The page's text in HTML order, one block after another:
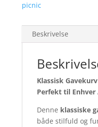
picnic
Beskrivelse
Klassisk
Perfekt til Enhver
Denne klassiske
både stilfuld og